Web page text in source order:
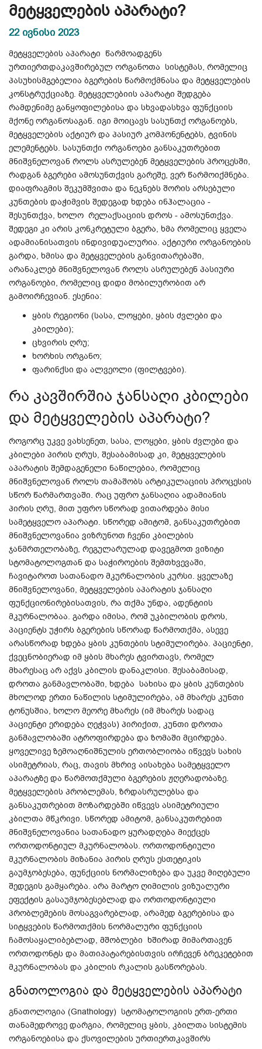
მეტყველების აპარატი?
22 ივნისი 2023
მეტყველების აპარატი წარმოადგენს
ურთიერთდაკავშირებულ ორგანოთა სისტემას, რომელიც
პასუხისმგებელია ბგერების წარმოქმნასა და მეტყველების
კონსტრუქციაზე. მეტყველებიის აპარატი შედგება
რამდენიმე განყოფილებისა და სხვადასხვა ფუნქციის
მქონე ორგანოსაგან. იგი მოიცავს სასუნთქ ორგანოებს,
მეტყველების აქტიურ და პასიურ კომპონენტებს, ტვინის
ელემენტებს. სასუნთქი ორგანოები განსაკუთრებით
მნიშვნელოვან როლს ასრულებენ მეტყველების პროცესში,
რადგან ბგერები ამოსუნთქვის გარეშე, ვერ წარმოიქმნება.
დიაფრაგმის შეკუმშვითა და ნეკნებს შორის არსებული
კუნთების დაჭიმვის შედეგად ხდება ინჰალაცია -
შესუნთქვა, ხოლო რელაქსაციის დროს - ამოსუნთქვა.
შედეგი კი არის კონკრეტული ბგერა, ხმა რომელიც ყველა
ადამიანისათვის ინდივიდუალურია. აქტიური ორგანოების
გარდა, ხმისა და მეტყველების განვითარებაში,
არანაკლებ მნიშვნელოვან როლს ასრულებენ პასიური
ორგანოები, რომელიც დიდი მობილურობით არ
გამოირჩევიან. ესენია:
ყბის რეგიონი (სასა, ლოყები, ყბის ძვლები და
კბილები);
ცხვირის ღრუ;
ხორხის ორგანო;
ფარინქსი და ალვეოლი (ფილტვები).
რა კავშირშია ჯანსაღი კბილები
და მეტყველების აპარატი?
როგორც უკვე ვახსენეთ, სასა, ლოყები, ყბის ძვლები და
კბილები პირის ღრუს, შესაბამისად კი, მეტყველების
აპარატის შემდაგენელი ნაწილებია, რომელიც
მნიშვნელოვან როლს თამაშობს არტიკულაციის პროცესის
სწორ წარმართვაში. რაც უფრო ჯანსაღია ადამიანის
პირის ღრუ, მით უფრო სწორად ვითარდება მისი
სამეტყველო აპარატი. სწორედ ამიტომ, განსაკუთრებით
მნიშვნელოვანია ვიზრუნოთ ჩვენი კბილების
ჯანმრთელობაზე, რეგულარულად დავეგმოთ ვიზიტი
სტომატოლოგთან და საჭიროების შემთხვევაში,
ჩავიტაროთ სათანადო მკურნალობის კურსი. ყველაზე
მნიშვნელოვანი, მეტყველების აპარატის ჯანსაღი
ფუნქციონირებისათვის, რა თქმა უნდა, ადენტიის
მკურნალობაა. გარდა იმისა, რომ უკბილობის დროს,
პაციენტს უჭირს ბგერების სწორად წარმოთქმა, ასევე
არასწორად ხდება ყბის კუნთების სტიმულირება. პაციენტი,
ქვეცნობიერად იმ ყბის მხარეს ტვირთავს, რომელ
მხარესაც არ აქვს კბილის დანაკლისი. შესაბამისად,
დროთა განმავლობაში, ხდება სახისა და ყბის კუნთების
მხოლოდ ერთი ნაწილის სტიმულირება, ამ მხარეს კუნთი
ტონუსშია, ხოლო მეორე მხარეს (იმ მხარეს სადაც
პაციენტი ერიდება ღეჭვას) პირიქით, კუნთი დროთა
განმავლობაში ატროფირდება და ზომაში მცირდება.
ყოველივე ზემოაღნიშნულის ერთობლიობა იწვევს სახის
ასიმეტრიას, რაც, თავის მხრივ აისახება სამეტყველო
აპარატზე და წარმოთქმული ბგერების ჟღერადობაზე.
მეტყველების პრობლემას, ზრდასრულებსა და
განსაკუთრებით მოზარდებში იწვევს ასიმეტრიული
კბილთა მწკრივი. სწორედ ამიტომ, განსაკუთრებით
მნიშვნელოვანია სათანადო ყურადღება მიექცეს
ორთოდონტიულ მკურნალობას. ორთოდონტიული
მკურნალობის მიზანია პირის ღრუს ესთეტიკის
გაუმჯობესება, ფუნქციის ნორმალიზება და უკვე მიღებული
შედეგის გამყარება. არა მარტო ღიმილის ვიზუალური
ეფექტის გასაუმჯობესებლად და ორთოდონტიული
პრობლემების მოსაგვარებლად, არამედ ბგერებისა და
სიტყვების წარმოთქმის ნორმალური ფუნქციის
ჩამოსაყალიბებლად, მშობლები ხშირად მიმართავენ
ორთოდონტს და მათიპატარებისთვის ირჩევენ ბრეკეტებით
მკურნალობას და კბილის რკალის გასწორებას.
გნათოლოგია და მეტყველების აპარატი
გნათოლოგია (Gnathology) სტომატოლოგიის ერთ-ერთი
თანამედროვე დარგია, რომელიც ყბის, კბილთა სისტემის
ორგანოებისა და ქსოვილების ურთიერთკავშირს